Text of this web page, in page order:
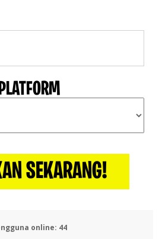
SEKARANG!
online: 44